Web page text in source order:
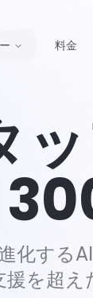
料金
化する
援を超え